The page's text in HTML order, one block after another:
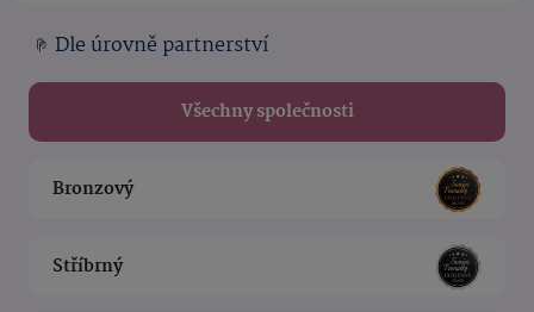
Dle úrovně partnerství
Všechny společnosti
Bronzový
Stříbrný